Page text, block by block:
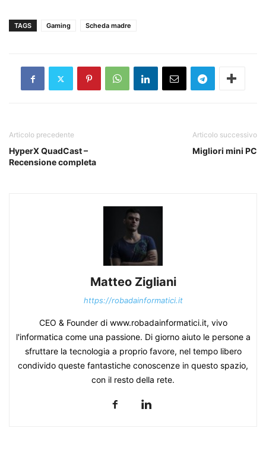
TAGS Gaming Scheda madre
Articolo precedente
HyperX QuadCast –
Recensione completa
Articolo successivo
Migliori mini PC
Matteo Zigliani
https://robadainformatici.it
CEO & Founder di www.robadainformatici.it, vivo
l'informatica come una passione. Di giorno aiuto le persone a
sfruttare la tecnologia a proprio favore, nel tempo libero
condivido queste fantastiche conoscenze in questo spazio,
con il resto della rete.